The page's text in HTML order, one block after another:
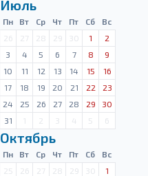
Июль
Пн Вт Ср Чт Пт Сб
Вс
26 27 28 29 30 1
2
3 4 5 6 7 8
9
10 11 12 13 14 15
16
17 18 19 20 21 22
23
24 25 26 27 28 29
30
31 1 2 3 4 5 6
Октябрь
Пн Вт Ср Чт Пт Сб
Вс
25 26 27 28 29 30
1